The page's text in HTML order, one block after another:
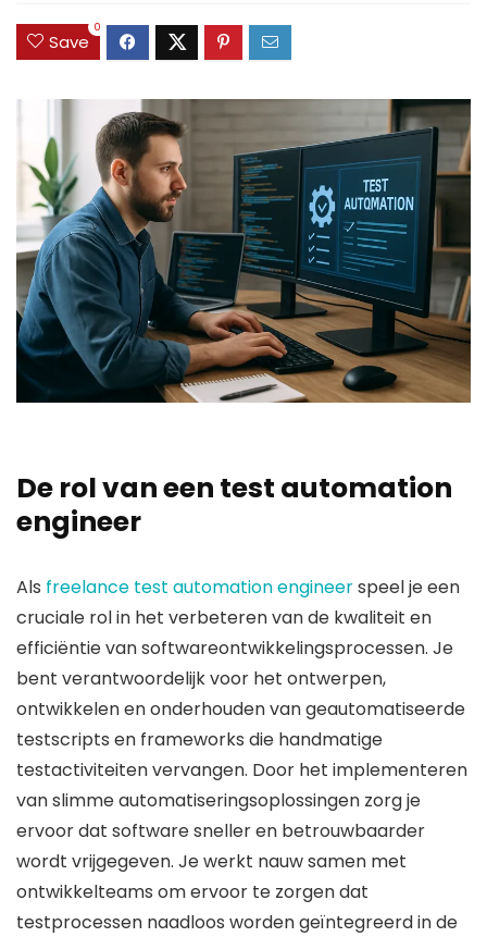
Save
0
De rol van een test automation
engineer
Als freelance test automation engineerspeel je een
cruciale rol in het verbeteren van de kwaliteit en
efficiëntie van softwareontwikkelingsprocessen. Je
bent verantwoordelijk voor het ontwerpen,
ontwikkelen en onderhouden van geautomatiseerde
testscripts en frameworks die handmatige
testactiviteiten vervangen. Door het implementeren
van slimme automatiseringsoplossingen zorg je
ervoor dat software sneller en betrouwbaarder
wordt vrijgegeven. Je werkt nauw samen met
ontwikkelteams om ervoor te zorgen dat
testprocessen naadloos worden geïntegreerd in de